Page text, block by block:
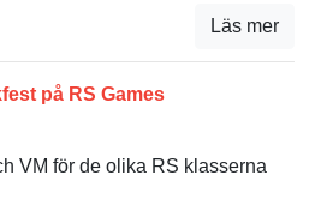
Läs mer
på RS Games
VM för de olika RS klasserna